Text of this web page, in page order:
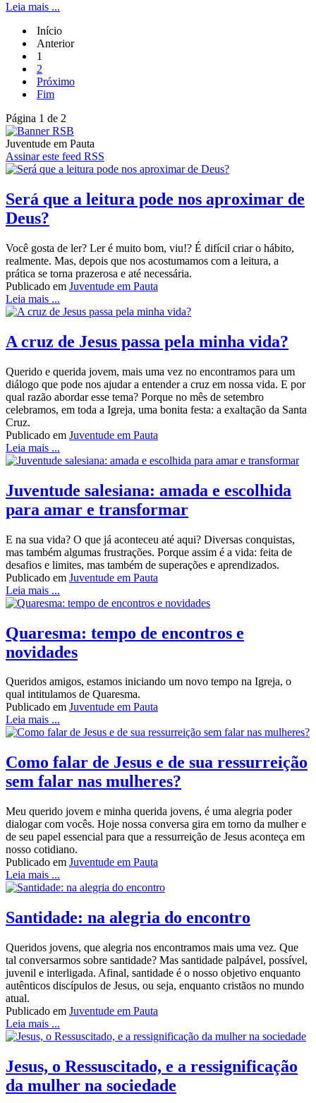
Leia mais ...
Início
Anterior
1
2
Próximo
Fim
Página 1 de 2
Juventude em Pauta
Assinar este feed RSS
Será que a leitura pode nos aproximar de
Deus?
Você gosta de ler? Ler é muito bom, viu!? É difícil criar o hábito,
realmente. Mas, depois que nos acostumamos com a leitura, a
prática se torna prazerosa e até necessária.
Publicado em Juventude em Pauta
Leia mais ...
A cruz de Jesus passa pela minha vida?
Querido e querida jovem, mais uma vez no encontramos para um
diálogo que pode nos ajudar a entender a cruz em nossa vida. E por
qual razão abordar esse tema? Porque no mês de setembro
celebramos, em toda a Igreja, uma bonita festa: a exaltação da Santa
Cruz.
Publicado em Juventude em Pauta
Leia mais ...
Juventude salesiana: amada e escolhida
para amar e transformar
E na sua vida? O que já aconteceu até aqui? Diversas conquistas,
mas também algumas frustrações. Porque assim é a vida: feita de
desafios e limites, mas também de superações e aprendizados.
Publicado em Juventude em Pauta
Leia mais ...
Quaresma: tempo de encontros e
novidades
Queridos amigos, estamos iniciando um novo tempo na Igreja, o
qual intitulamos de Quaresma.
Publicado em Juventude em Pauta
Leia mais ...
Como falar de Jesus e de sua ressurreição
sem falar nas mulheres?
Meu querido jovem e minha querida jovens, é uma alegria poder
dialogar com vocês. Hoje nossa conversa gira em torno da mulher e
de seu papel essencial para que a ressurreição de Jesus aconteça em
nosso cotidiano.
Publicado em Juventude em Pauta
Leia mais ...
Santidade: na alegria do encontro
Queridos jovens, que alegria nos encontramos mais uma vez. Que
tal conversarmos sobre santidade? Mas santidade palpável, possível,
juvenil e interligada. Afinal, santidade é o nosso objetivo enquanto
autênticos discípulos de Jesus, ou seja, enquanto cristãos no mundo
atual.
Publicado em Juventude em Pauta
Leia mais ...
Jesus, o Ressuscitado, e a ressignificação
da mulher na sociedade